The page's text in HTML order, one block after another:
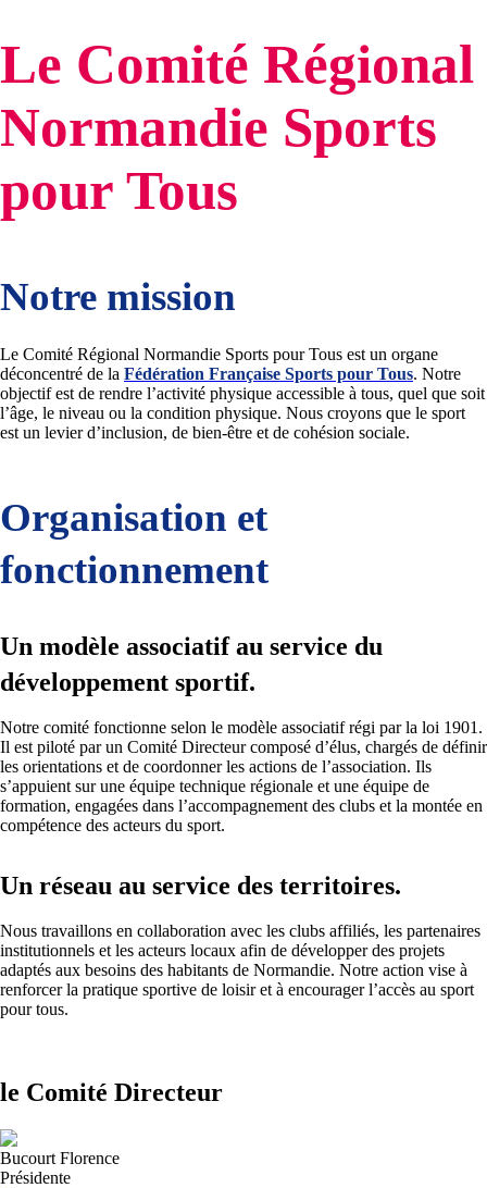
Le Comité Régional
Normandie Sports
pour Tous
Notre mission
Le Comité Régional Normandie Sports pour Tous est un organe
déconcentré de la Fédération Française Sports pour Tous. Notre
objectif est de rendre l’activité physique accessible à tous, quel que soit
l’âge, le niveau ou la condition physique. Nous croyons que le sport
est un levier d’inclusion, de bien-être et de cohésion sociale.
Organisation et
fonctionnement
Un modèle associatif au service du
développement sportif.
Notre comité fonctionne selon le modèle associatif régi par la loi 1901.
Il est piloté par un Comité Directeur composé d’élus, chargés de définir
les orientations et de coordonner les actions de l’association. Ils
s’appuient sur une équipe technique régionale et une équipe de
formation, engagées dans l’accompagnement des clubs et la montée en
compétence des acteurs du sport.
Un réseau au service des territoires.
Nous travaillons en collaboration avec les clubs affiliés, les partenaires
institutionnels et les acteurs locaux afin de développer des projets
adaptés aux besoins des habitants de Normandie. Notre action vise à
renforcer la pratique sportive de loisir et à encourager l’accès au sport
pour tous.
le Comité Directeur
Bucourt Florence
Présidente